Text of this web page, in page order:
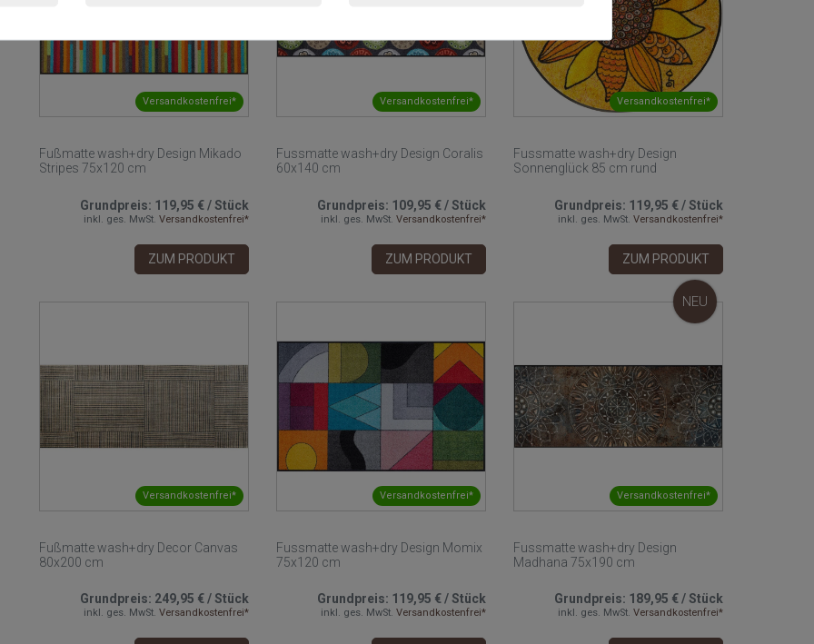
Versandkostenfrei*
Fußmatte wash+dry Design Mikado
Stripes 75x120 cm
Grundpreis: 119,95 €/Stück
inkl. ges. MwSt. Versandkostenfrei*
ZUM PRODUKT
Versandkostenfrei*
Fussmatte wash+dry Design Coralis
60x140 cm
Grundpreis: 109,95 €/Stück
inkl. ges. MwSt. Versandkostenfrei*
ZUM PRODUKT
Versandkostenfrei*
Fussmatte wash+dry Design
Sonnenglück 85 cm rund
Grundpreis: 119,95 €/Stück
inkl. ges. MwSt. Versandkostenfrei*
ZUM PRODUKT
Versandkostenfrei*
Fußmatte wash+dry Decor Canvas
80x200 cm
Grundpreis: 249,95 €/Stück
inkl. ges. MwSt. Versandkostenfrei*
Versandkostenfrei*
Fussmatte wash+dry Design Momix
75x120 cm
Grundpreis: 119,95 €/Stück
inkl. ges. MwSt. Versandkostenfrei*
Versandkostenfrei*
NEU
Fussmatte wash+dry Design
Madhana 75x190 cm
Grundpreis: 189,95 €/Stück
inkl. ges. MwSt. Versandkostenfrei*